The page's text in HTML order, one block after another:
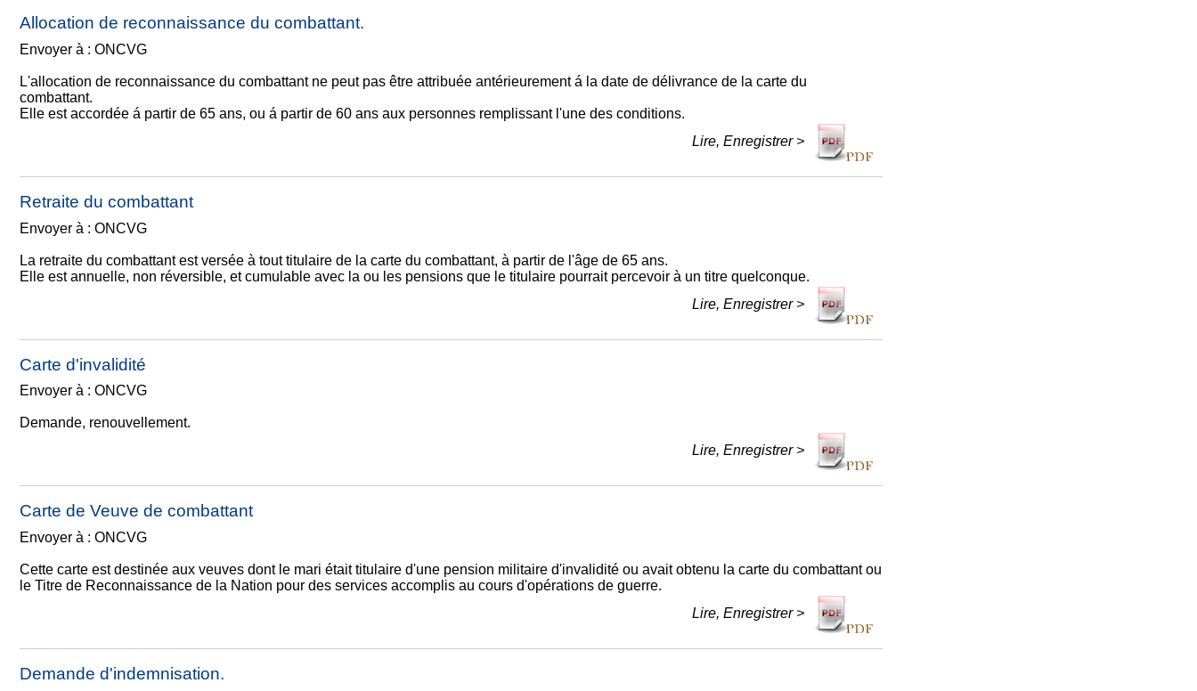
Allocation de reconnaissance du combattant.
Envoyer à : ONCVG
L'allocation de reconnaissance du combattant ne peut pas être attribuée antérieurement á la date de délivrance de la carte du
combattant.
Elle est accordée á partir de 65 ans, ou á partir de 60 ans aux personnes remplissant l'une des conditions.
Lire, Enregistrer >
Retraite du combattant
Envoyer à : ONCVG
La retraite du combattant est versée à tout titulaire de la carte du combattant, à partir de l'âge de 65 ans.
Elle est annuelle, non réversible, et cumulable avec la ou les pensions que le titulaire pourrait percevoir à un titre quelconque.
Lire, Enregistrer >
Carte d'invalidité
Envoyer à : ONCVG
Demande, renouvellement.
Lire, Enregistrer >
Carte de Veuve de combattant
Envoyer à : ONCVG
Cette carte est destinée aux veuves dont le mari était titulaire d'une pension militaire d'invalidité ou avait obtenu la carte du combattant ou
le Titre de Reconnaissance de la Nation pour des services accomplis au cours d'opérations de guerre.
Lire, Enregistrer >
Demande d'indemnisation.